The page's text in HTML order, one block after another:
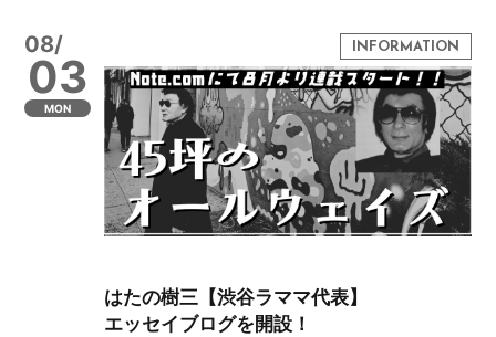
08/
03
MON
はたの樹三【渋谷ラママ代表】
エッセイブログを開設！